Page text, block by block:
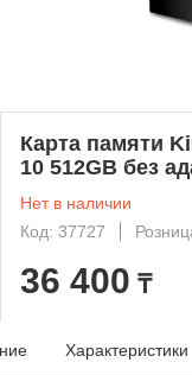
Карта памяти
10 512GB без
Нет в наличии
Код: 37727
36 400 ₸
Характеристики